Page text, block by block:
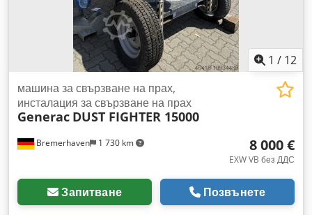
1 / 12
Bremerhaven 1 730 km
машина за свързване на прах,
инсталация за свързване на прах
Generac DUST FIGHTER 15000
8 000 €
EXW VB без ДДС
Запитване Позвънете